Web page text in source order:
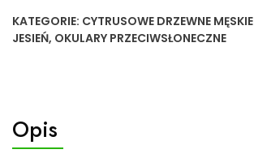
KATEGORIE: CYTRUSOWE DRZEWNE
JESIEŃ, OKULARY PRZECIWSŁONECZNE
Opis